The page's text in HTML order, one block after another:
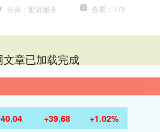
分类：配资服务 查看：179
文章已加载完成
+39.68 +1.02%